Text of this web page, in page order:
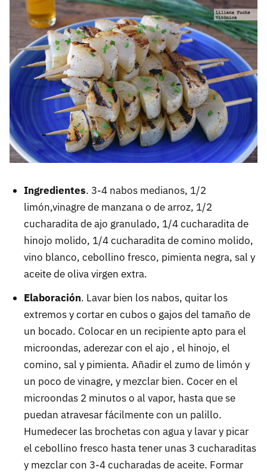
Ingredientes. 3-4 nabos medianos, 1/2
limón,vinagre de manzana o de arroz, 1/2
cucharadita de ajo granulado, 1/4 cucharadita de
hinojo molido, 1/4 cucharadita de comino molido,
vino blanco, cebollino fresco, pimienta negra, sal y
aceite de oliva virgen extra.
Elaboración. Lavar bien los nabos, quitar los
extremos y cortar en cubos o gajos del tamaño de
un bocado. Colocar en un recipiente apto para el
microondas, aderezar con el ajo , el hinojo, el
comino, sal y pimienta. Añadir el zumo de limón y
un poco de vinagre, y mezclar bien. Cocer en el
microondas 2 minutos o al vapor, hasta que se
puedan atravesar fácilmente con un palillo.
Humedecer las brochetas con agua y lavar y picar
el cebollino fresco hasta tener unas 3 cucharaditas
y mezclar con 3-4 cucharadas de aceite. Formar